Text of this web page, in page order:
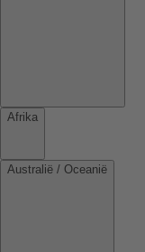
Afrika
Australië / Oceanië